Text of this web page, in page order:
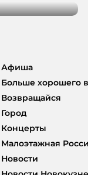
Афиша
Больше хорошего
Возвращайся
Город
Концерты
Малоэтажная
Новости